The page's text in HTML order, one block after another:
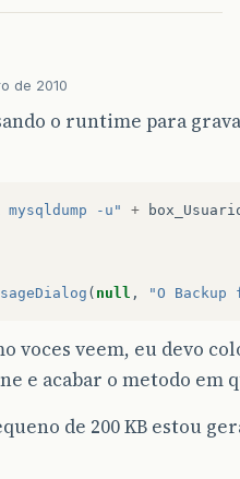
de 2010
o runtime para
-u" +
( null , "O
voces veem, eu devo
e acabar o metodo em
de 200 KB estou